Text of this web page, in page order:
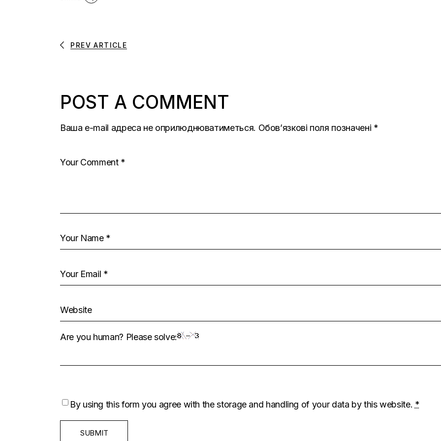
PREV ARTICLE
POST A COMMENT
Ваша e-mail адреса не оприлюднюватиметься. Обов’язкові поля позначені *
Are you human? Please solve:
By using this form you agree with the storage and handling of your data by this website. *
SUBMIT